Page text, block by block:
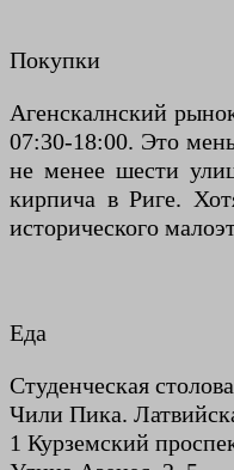
Покупки
Агенскалнский
07:30-18:00. Это
не менее шести
кирпича в Риге.
исторического
Еда
Студенческая
Чили Пика.
1 Курземский